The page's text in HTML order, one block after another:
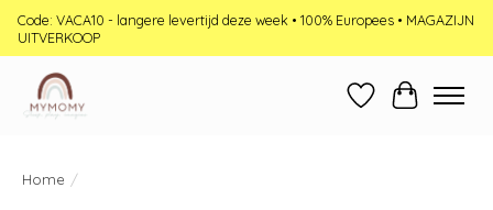
Code: VACA10 - langere levertijd deze week • 100% Europees • MAGAZIJN
UITVERKOOP
Verlanglijst
Home /